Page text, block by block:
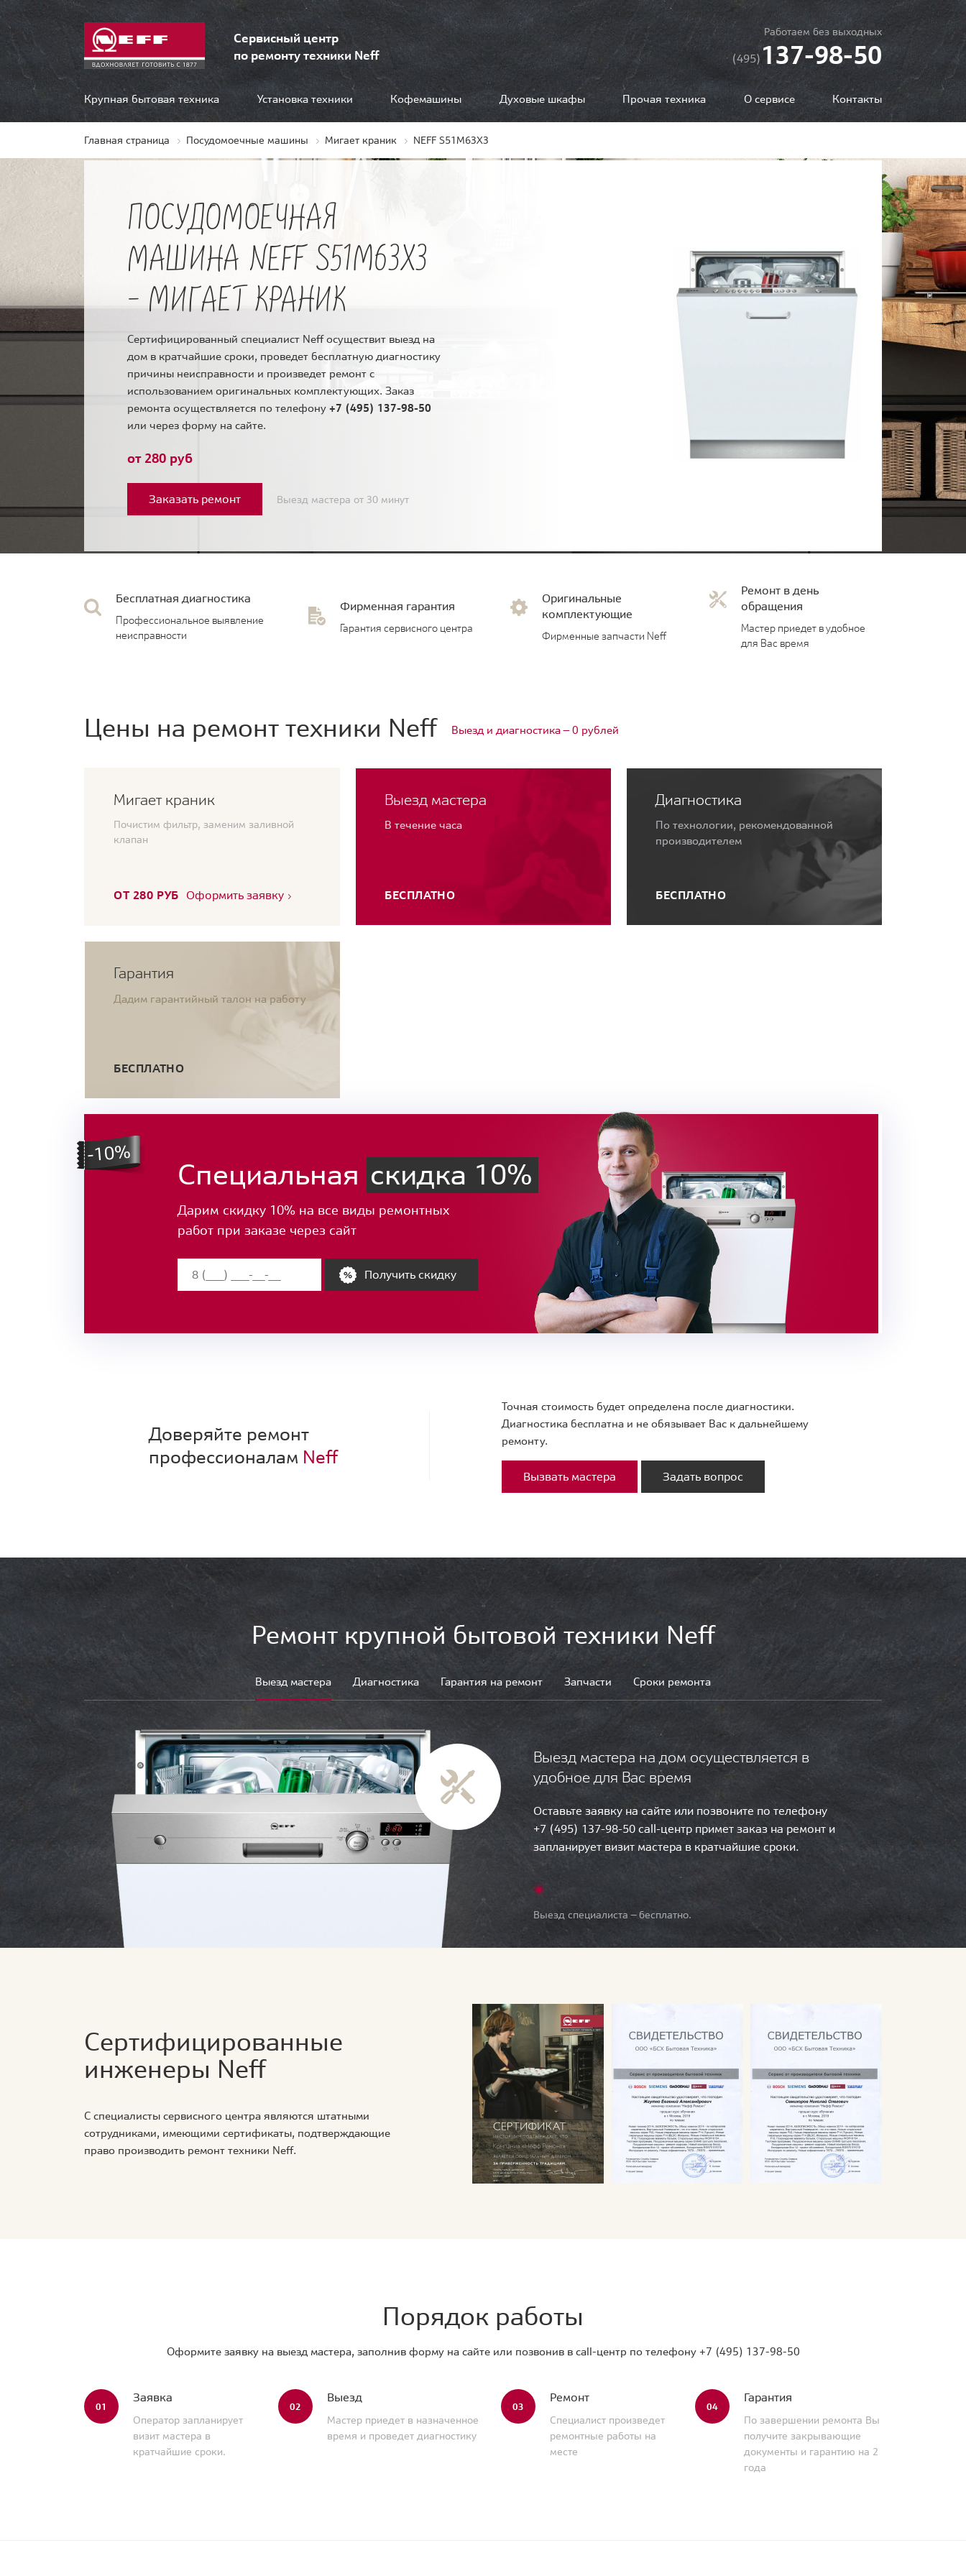
Сервисный центр
по ремонту техники Neff
Работаем без выходных
(495)137-98-50
Крупная бытовая техника Установка техники Кофемашины Духовые шкафы Прочая техника О сервисе Контакты
Главная страница Посудомоечные машины Мигает краник NEFF S51M63X3
ПОСУДОМОЕЧНАЯ
МАШИНА NEFF S51M63X3
- МИГАЕТ КРАНИК
Сертифицированный специалист Neff осуществит выезд на
дом в кратчайшие сроки, проведет бесплатную диагностику
причины неисправности и произведет ремонт с
использованием оригинальных комплектующих. Заказ
ремонта осуществляется по телефону +7 (495) 137-98-50
или через форму на сайте.
от 280 руб
Заказать ремонт Выезд мастера от 30 минут
Бесплатная диагностика
Профессиональное выявление
неисправности
Фирменная гарантия
Гарантия сервисного центра
Оригинальные
комплектующие
Фирменные запчасти Neff
Ремонт в день
обращения
Мастер приедет в удобное
для Вас время
Цены на ремонт техники Neff Выезд и диагностика — 0 рублей
Мигает краник
Почистим фильтр, заменим заливной
клапан
ОТ 280 РУБ Оформить заявку
Выезд мастера
В течение часа
БЕСПЛАТНО
Диагностика
По технологии, рекомендованной
производителем
БЕСПЛАТНО
Гарантия
Дадим гарантийный талон на работу
БЕСПЛАТНО
Специальная скидка 10%
Дарим скидку 10% на все виды ремонтных
работ при заказе через сайт
Получить скидку
Доверяйте ремонт
профессионалам Neff
Точная стоимость будет определена после диагностики.
Диагностика бесплатна и не обязывает Вас к дальнейшему
ремонту.
Вызвать мастера Задать вопрос
Ремонт крупной бытовой техники Neff
Выезд мастера Диагностика Гарантия на ремонт Запчасти Сроки ремонта
Выезд мастера на дом осуществляется в
удобное для Вас время
Оставьте заявку на сайте или позвоните по телефону
+7 (495) 137-98-50 call-центр примет заказ на ремонт и
запланирует визит мастера в кратчайшие сроки.
Выезд специалиста — бесплатно.
Сертифицированные
инженеры Neff
С специалисты сервисного центра являются штатными
сотрудниками, имеющими сертификаты, подтверждающие
право производить ремонт техники Neff.
Порядок работы
Оформите заявку на выезд мастера, заполнив форму на сайте или позвонив в call-центр по телефону +7 (495) 137-98-50
01
Заявка
Оператор запланирует
визит мастера в
кратчайшие сроки.
02
Выезд
Мастер приедет в назначенное
время и проведет диагностику
03
Ремонт
Специалист произведет
ремонтные работы на
месте
04
Гарантия
По завершении ремонта Вы
получите закрывающие
документы и гарантию на 2
года